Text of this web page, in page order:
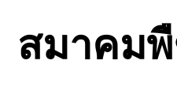
สมาคมพื